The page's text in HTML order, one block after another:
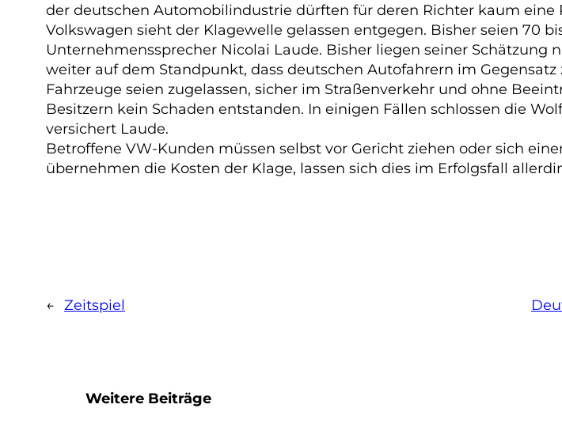
der deutschen Automobilindustrie dürften für deren Richter kaum eine
Volkswagen sieht der Klagewelle gelassen entgegen. Bisher seien 70
Unternehmenssprecher Nicolai Laude. Bisher liegen seiner Schätzung
weiter auf dem Standpunkt, dass deutschen Autofahrern im
Fahrzeuge seien zugelassen, sicher im Straßenverkehr und ohne
Besitzern kein Schaden entstanden. In einigen Fällen schlossen die
versichert Laude.
Betroffene VW-Kunden müssen selbst vor Gericht ziehen oder sich
übernehmen die Kosten der Klage, lassen sich dies im Erfolgsfall
← Zeitspiel
Weitere Beiträge